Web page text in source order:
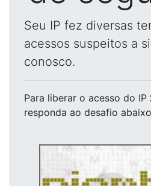
Seu IP fez diversas
acessos suspeitos a
conosco.
Para liberar o acesso do IP
responda ao desafio